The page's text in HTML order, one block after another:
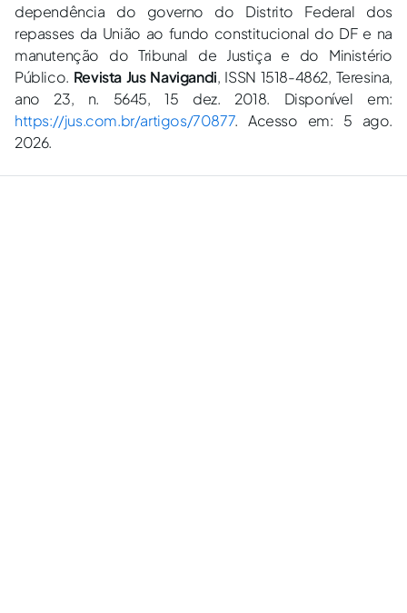
dependência do governo do Distrito Federal dos
repasses da União ao fundo constitucional do DF e na
manutenção do Tribunal de Justiça e do Ministério
Público. Revista Jus Navigandi, ISSN 1518-4862, Teresina,
ano 23, n. 5645, 15 dez. 2018. Disponível em:
https://jus.com.br/artigos/70877. Acesso em: 5 ago.
2026.